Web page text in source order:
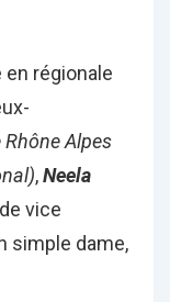
en régionale
Alpes
,Neela
vice
simple dame,